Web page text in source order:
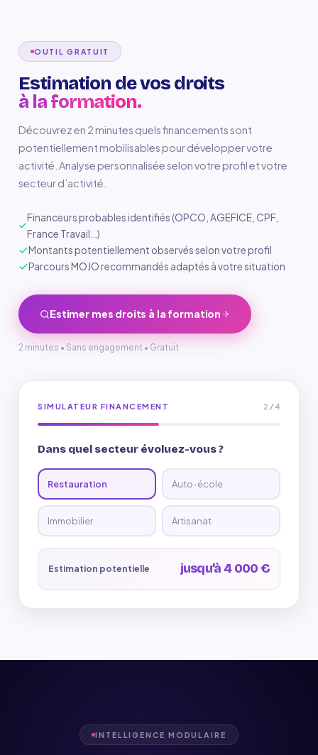
OUTIL GRATUIT
Estimation de vos droits
à la formation.
Découvrez en 2 minutes quels financements sont
potentiellement mobilisables pour développer votre
activité. Analyse personnalisée selon votre profil et votre
secteur d’activité.
Financeurs probables identifiés (OPCO, AGEFICE, CPF,
France Travail…)
Montants potentiellement observés selon votre profil
Parcours MOJO recommandés adaptés à votre situation
Estimer mes droits à la formation
2 minutes • Sans engagement • Gratuit
SIMULATEUR FINANCEMENT 2 / 4
Dans quel secteur évoluez-vous ?
Restauration Auto-école
Immobilier Artisanat
Estimation potentielle jusqu’à 4 000 €
INTELLIGENCE MODULAIRE